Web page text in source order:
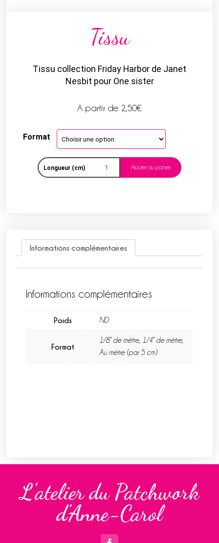
Tissu
Tissu collection Friday Harbor de Janet
Nesbit pour One sister
A partir de 2,50€
Format
Longueur (cm) Ajouter au panier
Informations complémentaires
Informations complémentaires
Poids ND
Format
1/8° de mètre, 1/4° de mètre,
Au mètre (par 5 cm)
L'atelier du Patchwork
d'Anne-Carol